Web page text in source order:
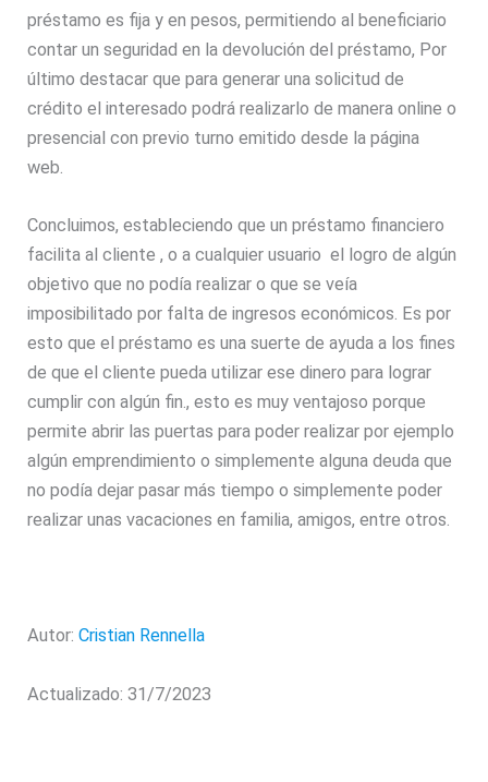
préstamo es fija y en pesos, permitiendo al beneficiario
contar un seguridad en la devolución del préstamo, Por
último destacar que para generar una solicitud de
crédito el interesado podrá realizarlo de manera online o
presencial con previo turno emitido desde la página
web.
Concluimos, estableciendo que un préstamo financiero
facilita al cliente , o a cualquier usuario el logro de algún
objetivo que no podía realizar o que se veía
imposibilitado por falta de ingresos económicos. Es por
esto que el préstamo es una suerte de ayuda a los fines
de que el cliente pueda utilizar ese dinero para lograr
cumplir con algún fin., esto es muy ventajoso porque
permite abrir las puertas para poder realizar por ejemplo
algún emprendimiento o simplemente alguna deuda que
no podía dejar pasar más tiempo o simplemente poder
realizar unas vacaciones en familia, amigos, entre otros.
Autor:Cristian Rennella
Actualizado: 31/7/2023